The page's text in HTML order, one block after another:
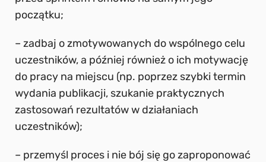
początku;
– zadbaj o zmotywowanych do wspólnego celu
uczestników, a później również o ich motywację
do pracy na miejscu (np. poprzez szybki termin
wydania publikacji, szukanie praktycznych
zastosowań rezultatów w działaniach
uczestników);
– przemyśl proces i nie bój się go zaproponować